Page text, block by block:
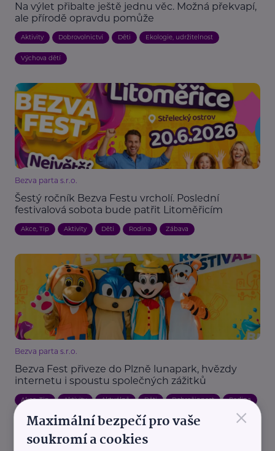
Na výlet přibalte ještě jednu věc. Možná překvapí,
ale přírodě opravdu pomůže
Aktivity Dobrovolnictví Děti Ekologie, udržitelnost
Výchova dětí
Bezva parta s.r.o.
Šestý ročník Bezva Festu vrcholí. Poslední
festivalová sobota bude patřit Litoměřicím
Akce, Tip Aktivity Děti Rodina Zábava
Bezva parta s.r.o.
Bezva Fest přiveze do Plzně lunapark, hvězdy
internetu i spoustu společných zážitků
Akce, Tip Aktivity Aktuálně Děti Dobročinnost Rodina
Zábava ×
Maximální bezpečí pro vaše
soukromí a cookies